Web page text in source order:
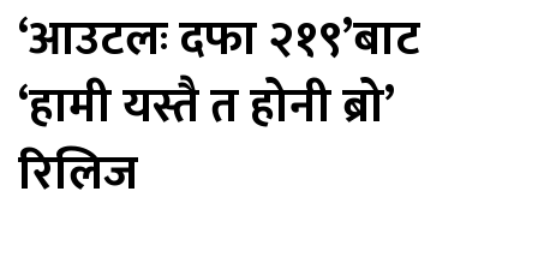
‘आउटलः दफा २१९’बाट
‘हामी यस्तै त होनी ब्रो’
रिलिज